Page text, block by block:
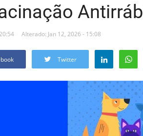
Alterado: Jan 12, 2026 - 15:08
Twitter